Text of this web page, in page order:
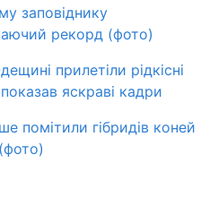
заповіднику
рекорд (фото)
прилетіли рідкісні
яскраві кадри
помітили гібридів коней